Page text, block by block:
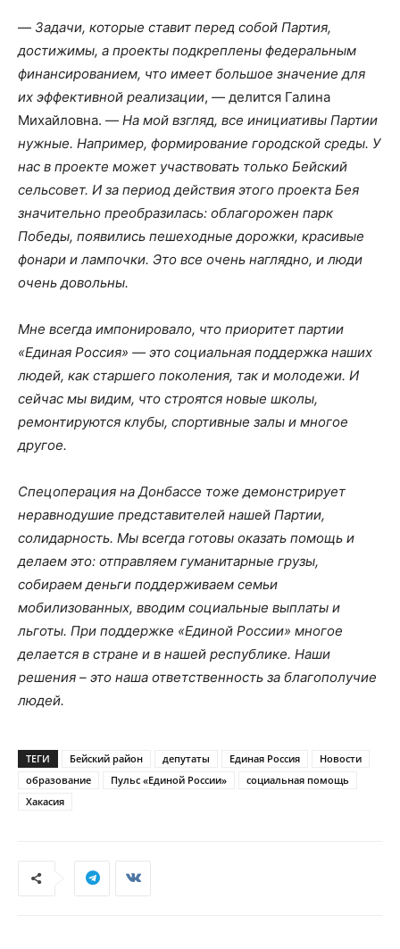
— Задачи, которые ставит перед собой Партия,
достижимы, а проекты подкреплены федеральным
финансированием, что имеет большое значение для
их эффективной реализации, — делится Галина
Михайловна. — На мой взгляд, все инициативы Партии
нужные. Например, формирование городской среды. У
нас в проекте может участвовать только Бейский
сельсовет. И за период действия этого проекта Бея
значительно преобразилась: облагорожен парк
Победы, появились пешеходные дорожки, красивые
фонари и лампочки. Это все очень наглядно, и люди
очень довольны.
Мне всегда импонировало, что приоритет партии
«Единая Россия» — это социальная поддержка наших
людей, как старшего поколения, так и молодежи. И
сейчас мы видим, что строятся новые школы,
ремонтируются клубы, спортивные залы и многое
другое.
Спецоперация на Донбассе тоже демонстрирует
неравнодушие представителей нашей Партии,
солидарность. Мы всегда готовы оказать помощь и
делаем это: отправляем гуманитарные грузы,
собираем деньги поддерживаем семьи
мобилизованных, вводим социальные выплаты и
льготы. При поддержке «Единой России» многое
делается в стране и в нашей республике. Наши
решения – это наша ответственность за благополучие
людей.
ТЕГИ Бейский район депутаты Единая Россия
Новости
образование
Пульс «Единой России»
социальная помощь
Хакасия